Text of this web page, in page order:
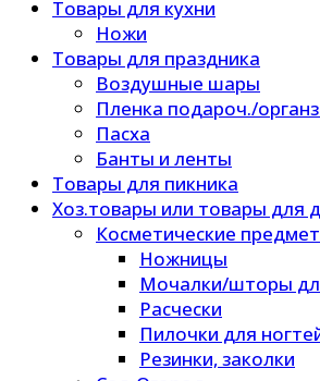
Товары для кухни
Ножи
Товары для праздника
Воздушные шары
Пленка подароч./
Пасха
Банты и ленты
Товары для пикника
Хоз.товары или товары для
Косметические
Ножницы
Мочалки/шторы
Расчески
Пилочки для
Резинки, заколки